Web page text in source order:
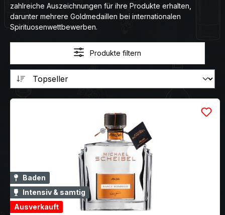
zahlreiche Auszeichnungen für ihre Produkte erhalten,
darunter mehrere Goldmedaillen bei internationalen
Spirituosenwettbewerben.
Produkte filtern
Baden
Intensiv & samtig
Ausverkauft